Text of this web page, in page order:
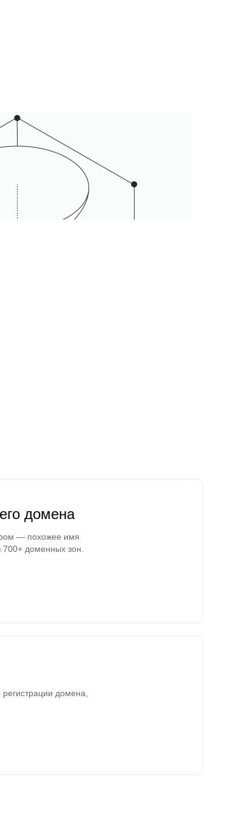
домена
— похожее имя
доменных зон.
домена,